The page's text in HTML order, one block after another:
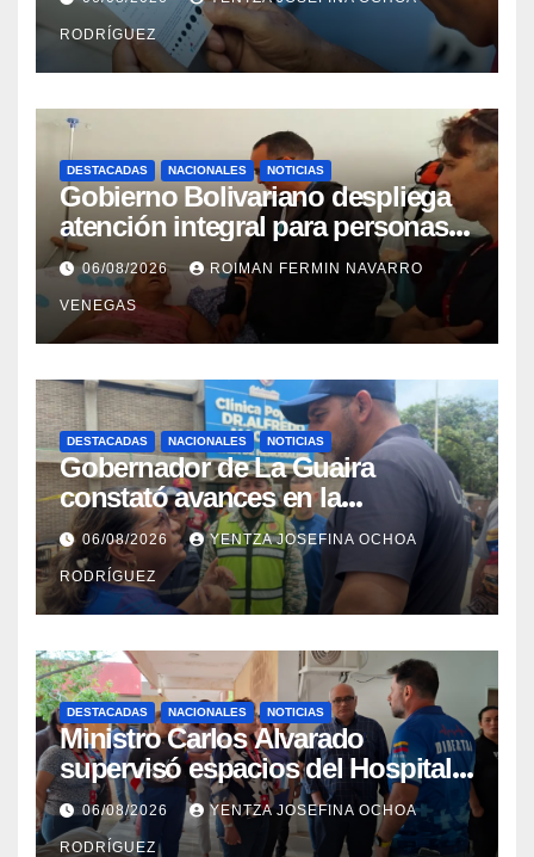
RODRÍGUEZ
DESTACADAS NACIONALES NOTICIAS
Gobierno Bolivariano despliega
atención integral para personas
con discapacidad en
campamentos de La Guaira
06/08/2026 ROIMAN FERMIN NAVARRO
VENEGAS
DESTACADAS NACIONALES NOTICIAS
Gobernador de La Guaira
constató avances en la
rehabilitación del Hospitalito de
Catia la Mar
06/08/2026 YENTZA JOSEFINA OCHOA
RODRÍGUEZ
DESTACADAS NACIONALES NOTICIAS
Ministro Carlos Alvarado
supervisó espacios del Hospital
Dermatológico Dr. Martín Vegas
en La Guaira
06/08/2026 YENTZA JOSEFINA OCHOA
RODRÍGUEZ